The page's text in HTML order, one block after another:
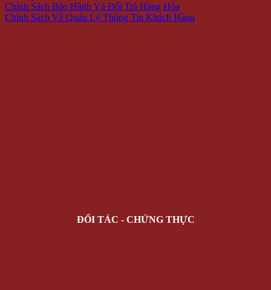
Chính Sách Bảo Hành Và Đổi Trả Hàng Hóa
Chính Sách Về Quản Lý Thông Tin Khách Hàng
ĐỐI TÁC - CHỨNG THỰC